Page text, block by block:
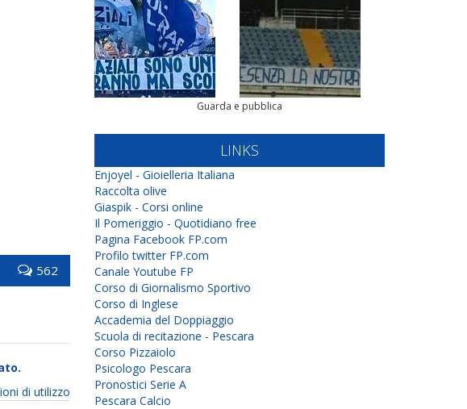
562
di utilizzo
Guarda e pubblica
LINKS
Enjoyel - Gioielleria Italiana
Raccolta olive
Giaspik - Corsi online
Il Pomeriggio - Quotidiano free
Pagina Facebook FP.com
Profilo twitter FP.com
Canale Youtube FP
Corso di Giornalismo Sportivo
Corso di Inglese
Accademia del Doppiaggio
Scuola di recitazione - Pescara
Corso Pizzaiolo
Psicologo Pescara
Pronostici Serie A
Pescara Calcio